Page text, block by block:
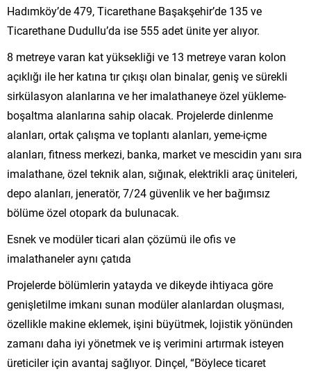
Hadımköy’de 479, Ticarethane Başakşehir’de 135 ve
Ticarethane Dudullu’da ise 555 adet ünite yer alıyor.
8 metreye varan kat yüksekliği ve 13 metreye varan kolon
açıklığı ile her katına tır çıkışı olan binalar, geniş ve sürekli
sirkülasyon alanlarına ve her imalathaneye özel yükleme-
boşaltma alanlarına sahip olacak. Projelerde dinlenme
alanları, ortak çalışma ve toplantı alanları, yeme-içme
alanları, fitness merkezi, banka, market ve mescidin yanı sıra
imalathane, özel teknik alan, sığınak, elektrikli araç üniteleri,
depo alanları, jeneratör, 7/24 güvenlik ve her bağımsız
bölüme özel otopark da bulunacak.
Esnek ve modüler ticari alan çözümü ile ofis ve
imalathaneler aynı çatıda
Projelerde bölümlerin yatayda ve dikeyde ihtiyaca göre
genişletilme imkanı sunan modüler alanlardan oluşması,
özellikle makine eklemek, işini büyütmek, lojistik yönünden
zamanı daha iyi yönetmek ve iş verimini artırmak isteyen
üreticiler için avantaj sağlıyor. Dinçel, “Böylece ticaret